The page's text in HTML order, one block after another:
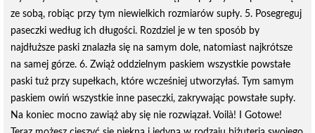
ze sobą, robiąc przy tym niewielkich rozmiarów supły. 5. Posegreguj
paseczki według ich długości. Rozdziel je w ten sposób by
najdłuższe paski znalazła się na samym dole, natomiast najkrótsze
na samej górze. 6. Zwiąż oddzielnym paskiem wszystkie powstałe
paski tuż przy supełkach, które wcześniej utworzyłaś. Tym samym
paskiem owiń wszystkie inne paseczki, zakrywając powstałe supły.
Na koniec mocno zawiąż aby się nie rozwiązał. Voilà! I Gotowe!